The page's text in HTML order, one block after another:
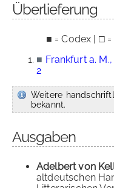
Überlieferung
■ = Codex | □
■ Frankfurt a.
2
Weitere
bekannt.
Ausgaben
Adelbert von
altdeutschen